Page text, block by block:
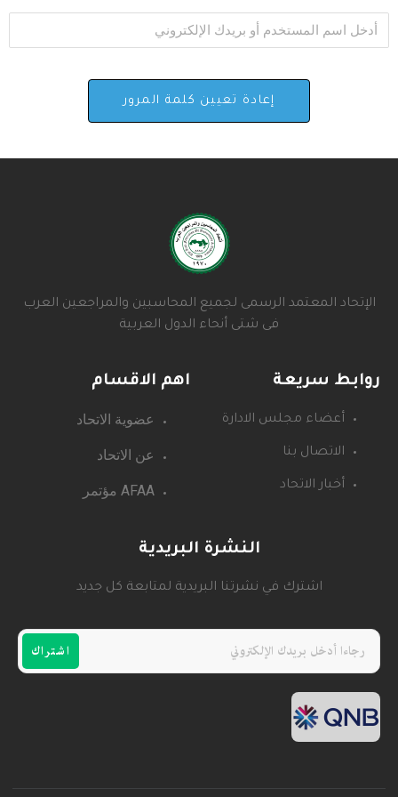
الإتحاد المعتمد الرسمى لجميع المحاسبين والمراجعين العرب
فى شتى أنحاء الدول العربية
روابط سريعة
أعضاء مجلس الادارة
الاتصال بنا
أخبار الاتحاد
اهم الاقسام
عضوية الاتحاد
عن الاتحاد
AFAA مؤتمر
النشرة البريدية
اشترك في نشرتنا البريدية لمتابعة كل جديد
اشتراك